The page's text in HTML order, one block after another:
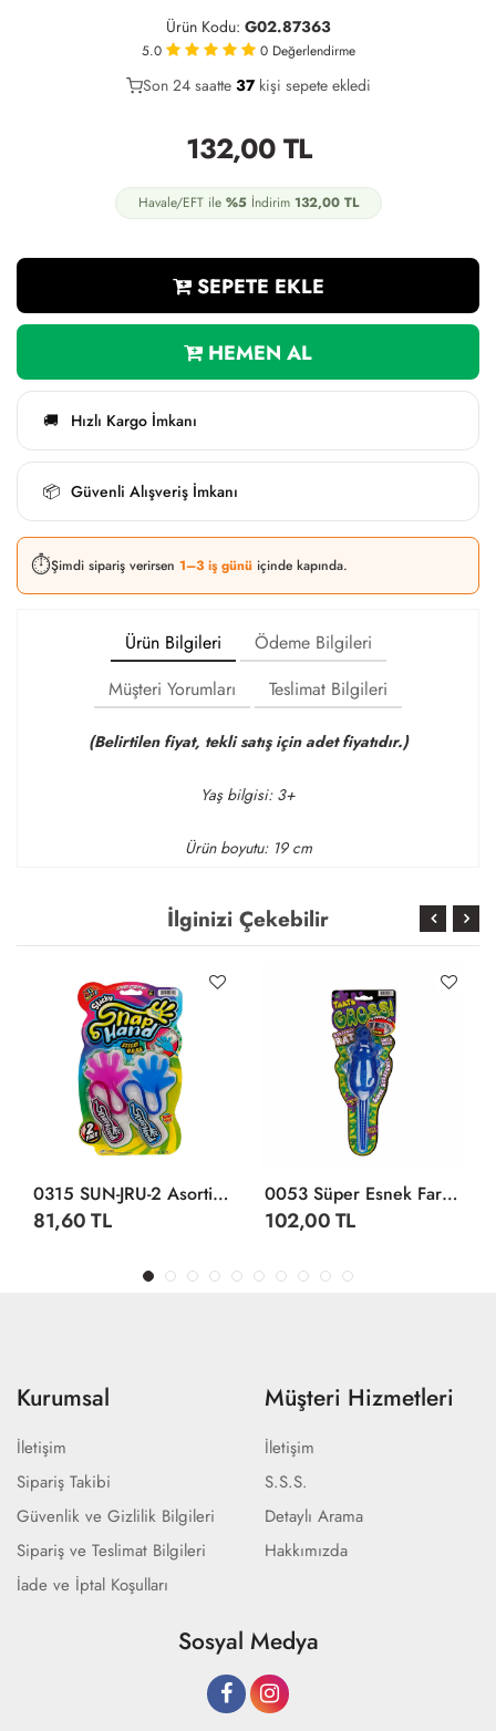
Ürün Kodu: G02.87363
5.0 0 Değerlendirme
24
Son 24 saatte 37kişi sepete ekledi
11
132,00TL
Havale/EFT ile %5İndirim 132,00TL
SEPETE EKLE
HEMEN AL
🚚 Hızlı Kargo İmkanı
📦 Güvenli Alışveriş İmkanı
⏱️Şimdi sipariş verirsen 1–3 iş günü içinde kapında.
Ürün Bilgileri
Ödeme Bilgileri
Müşteri Yorumları
Teslimat Bilgileri
(Belirtilen fiyat, tekli satış için adet fiyatıdır.)
Yaş bilgisi: 3+
Ürün boyutu: 19 cm
İlginizi Çekebilir
0315 SUN-JRU-2 Asortili 2li Yapışkan El - Sunman
81,60 TL
0053 Süper Esnek Fare -Streç
102,00 TL
Kurumsal
İletişim
Sipariş Takibi
Güvenlik ve Gizlilik Bilgileri
Sipariş ve Teslimat Bilgileri
İade ve İptal Koşulları
Müşteri Hizmetleri
İletişim
S.S.S.
Detaylı Arama
Hakkımızda
Sosyal Medya